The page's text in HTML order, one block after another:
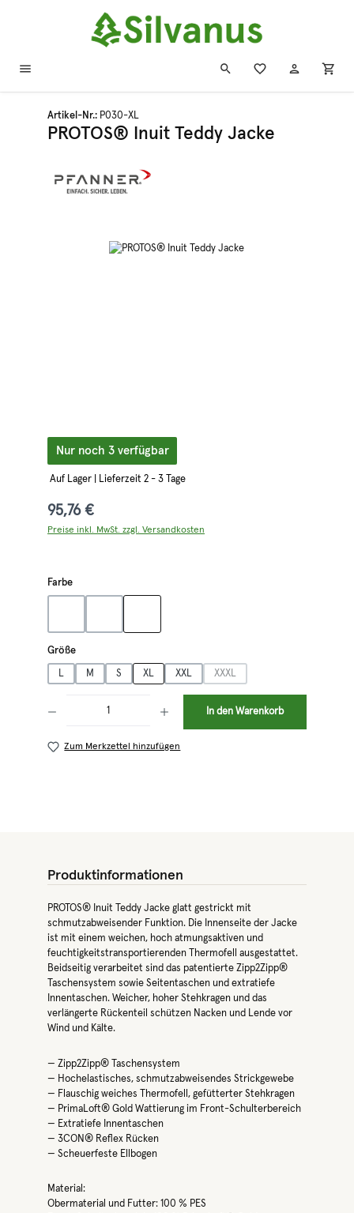
Zum Hauptinhalt springen
Artikel-Nr.: P030-XL
PROTOS® Inuit Teddy Jacke
Bildergalerie überspringen
Nur noch 3 verfügbar
Auf Lager | Lieferzeit 2 - 3 Tage
95,76 €
Preise inkl. MwSt. zzgl. Versandkosten
Farbeauswählen
Größeauswählen
L M S XL XXL XXXL
In den Warenkorb
Zum Merkzettel hinzufügen
Produktinformationen
PROTOS® Inuit Teddy Jacke glatt gestrickt mit
schmutzabweisender Funktion. Die Innenseite der Jacke
ist mit einem weichen, hoch atmungsaktiven und
feuchtigkeitstransportierenden Thermofell ausgestattet.
Beidseitig verarbeitet sind das patentierte Zipp2Zipp®
Taschensystem sowie Seitentaschen und extratiefe
Innentaschen. Weicher, hoher Stehkragen und das
verlängerte Rückenteil schützen Nacken und Lende vor
Wind und Kälte.
— Zipp2Zipp® Taschensystem
— Hochelastisches, schmutzabweisendes Strickgewebe
— Flauschig weiches Thermofell, gefütterter Stehkragen
— PrimaLoft® Gold Wattierung im Front-Schulterbereich
— Extratiefe Innentaschen
— 3CON® Reflex Rücken
— Scheuerfeste Ellbogen
Material:
Obermaterial und Futter: 100 % PES